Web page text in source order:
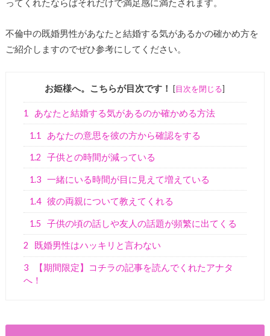
ってくれたならばそれだけで満足感に満たされます。
不倫中の既婚男性があなたと結婚する気があるかの確かめ方を
ご紹介しますのでぜひ参考にしてください。
お姫様へ。こちらが目次です！ [目次を閉じる]
1 あなたと結婚する気があるのか確かめる方法
1.1 あなたの意思を彼の方から確認をする
1.2 子供との時間が減っている
1.3 一緒にいる時間が目に見えて増えている
1.4 彼の両親について教えてくれる
1.5 子供の頃の話しや友人の話題が頻繁に出てくる
2 既婚男性はハッキリと言わない
3
【期間限定】コチラの記事を読んでくれたアナタ
へ！